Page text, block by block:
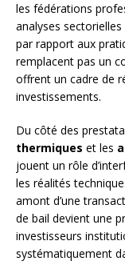
les fédérations
analyses
par rapport aux
remplacent pas un
offrent un cadre de
investissements.
Du côté des
thermiques et les
jouent un rôle
les réalités
amont d’une
de bail devient une
investisseurs
systématiquement